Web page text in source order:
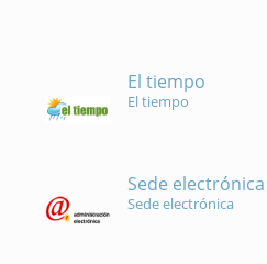
El tiempo
El tiempo
Sede electrónica
Sede electrónica